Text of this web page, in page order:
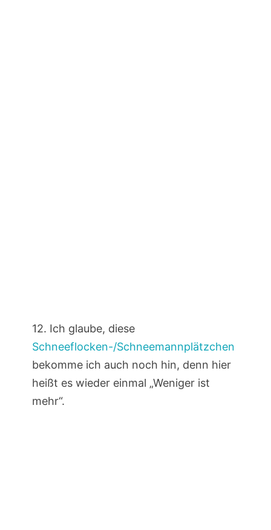
12. Ich glaube, diese
Schneeflocken-/Schneemannplätzchen
bekomme ich auch noch hin, denn hier
heißt es wieder einmal „Weniger ist
mehr“.